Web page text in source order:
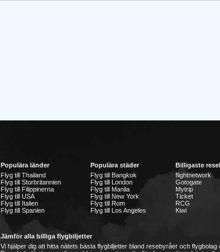
Populära länder
Flyg till Thailand
Flyg till Storbritannien
Flyg till Filippinerna
Flyg till USA
Flyg till Italien
Flyg till Spanien
Populära städer
Flyg till Bangkok
Flyg till London
Flyg till Manila
Flyg till New York
Flyg till Rom
Flyg till Los Angeles
Billigaste
flightnetwork
Gotogate
Mytrip
Ticket
RCG
Kiwi
Jämför alla billiga flygbiljetter
Vi hjälper dig att hitta nätets bästa flygbiljetter bland resebyråer och flygbolag